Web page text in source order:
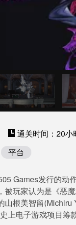
通关时间：20小
平台
Games发行的
玩家认为是《恶
根美智留
上电子游戏项目筹